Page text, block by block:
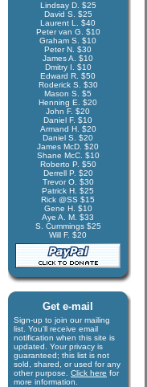
Lindsay D. $25
David S. $25
Laurent L. $40
Peter van G. $10
Graham S. $10
Peter N. $30
James A. $10
Dmitry I. $10
Edward R. $50
Roderick S. $30
Mason S. $5
Henning E. $20
John F. $20
Daniel F. $10
Armand H. $20
Daniel S. $20
James McD. $20
Shane McC. $10
Roberto P. $50
Derrell P. $20
Trevor O. $30
Patrick H. $25
Rick @SS $15
Gene H. $10
Aye A. M. $33
S. Cummings $25
Will F. $20
Get e-mail
Sign-up to join our mail­ing
list. You'll receive e­mail
notification when this site is
updated. Your privacy is
guaran­teed; this list is not
sold, shared, or used for any
other purpose. Click here for
more infor­mation.